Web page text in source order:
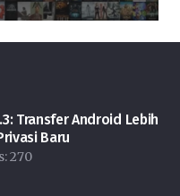
Transfer Android Lebih
Baru
270